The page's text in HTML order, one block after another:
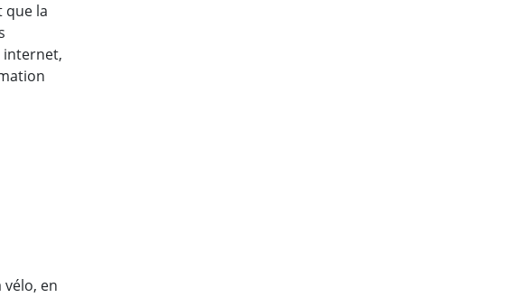
que la
internet,
en